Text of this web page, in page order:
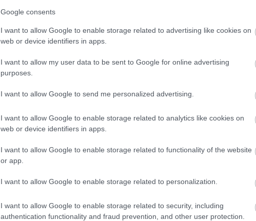
Google consents
I want to allow Google to enable storage related to advertising like cookies on
web or device identifiers in apps.
I want to allow my user data to be sent to Google for online advertising
purposes.
I want to allow Google to send me personalized advertising.
I want to allow Google to enable storage related to analytics like cookies on
web or device identifiers in apps.
I want to allow Google to enable storage related to functionality of the website
or app.
I want to allow Google to enable storage related to personalization.
I want to allow Google to enable storage related to security, including
authentication functionality and fraud prevention, and other user protection.